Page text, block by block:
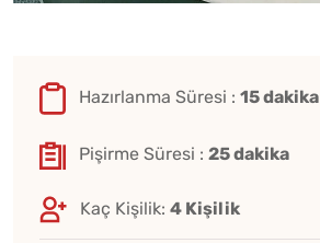
Hazırlanma Süresi : 15 dakika
Pişirme Süresi : 25 dakika
Kaç Kişilik: 4 Kişilik